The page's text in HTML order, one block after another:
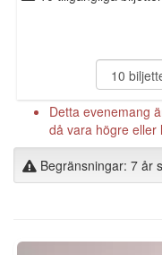
Detta evenemang
då vara högre eller
Begränsningar: 7 år